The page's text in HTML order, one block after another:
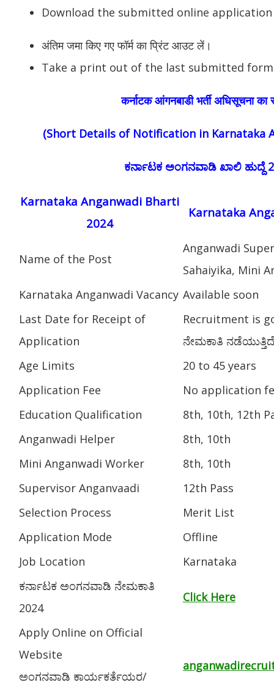
Download the submitted online
अंतिम जमा किए गए फॉर्म का प्रिंट आउट लें।
Take a print out of the last submitted
कर्नाटक आंगनबाडी भर्ती अधिसूचना का
(Short Details of Notification in Karnataka
ಕರ್ನಾಟಕ ಅಂಗನವಾಡಿ ಖಾಲಿ ಹುದ್ದೆ
Karnataka Anganwadi Bharti
2024
Karnataka
Name of the Post
Anganwadi
Sahaiyika, Mini
Karnataka Anganwadi Vacancy Available soon
Last Date for Receipt of
Application
Recruitment is
ನೇಮಕಾತಿ
Age Limits
20 to 45 years
Application Fee
No application
Education Qualification
8th, 10th, 12th
Anganwadi Helper
8th, 10th
Mini Anganwadi Worker
8th, 10th
Supervisor Anganvaadi
12th Pass
Selection Process
Merit List
Application Mode
Offline
Job Location
Karnataka
ಕರ್ನಾಟಕ ಅಂಗನವಾಡಿ ನೇಮಕಾತಿ
2024
Click Here
Apply Online on Official
Website
ಅಂಗನವಾಡಿ ಕಾರ್ಯಕರ್ತೆಯರ/